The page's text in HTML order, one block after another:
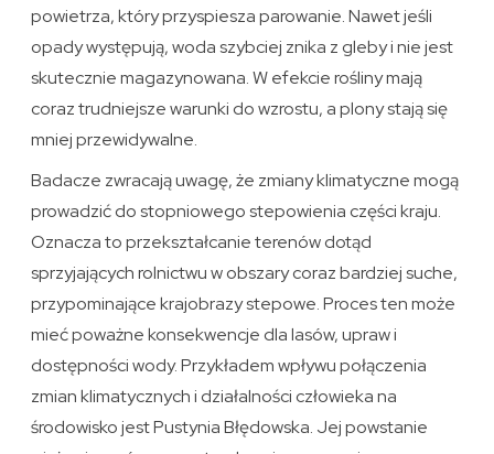
powietrza, który przyspiesza parowanie. Nawet jeśli
opady występują, woda szybciej znika z gleby i nie jest
skutecznie magazynowana. W efekcie rośliny mają
coraz trudniejsze warunki do wzrostu, a plony stają się
mniej przewidywalne.
Badacze zwracają uwagę, że zmiany klimatyczne mogą
prowadzić do stopniowego stepowienia części kraju.
Oznacza to przekształcanie terenów dotąd
sprzyjających rolnictwu w obszary coraz bardziej suche,
przypominające krajobrazy stepowe. Proces ten może
mieć poważne konsekwencje dla lasów, upraw i
dostępności wody. Przykładem wpływu połączenia
zmian klimatycznych i działalności człowieka na
środowisko jest Pustynia Błędowska. Jej powstanie